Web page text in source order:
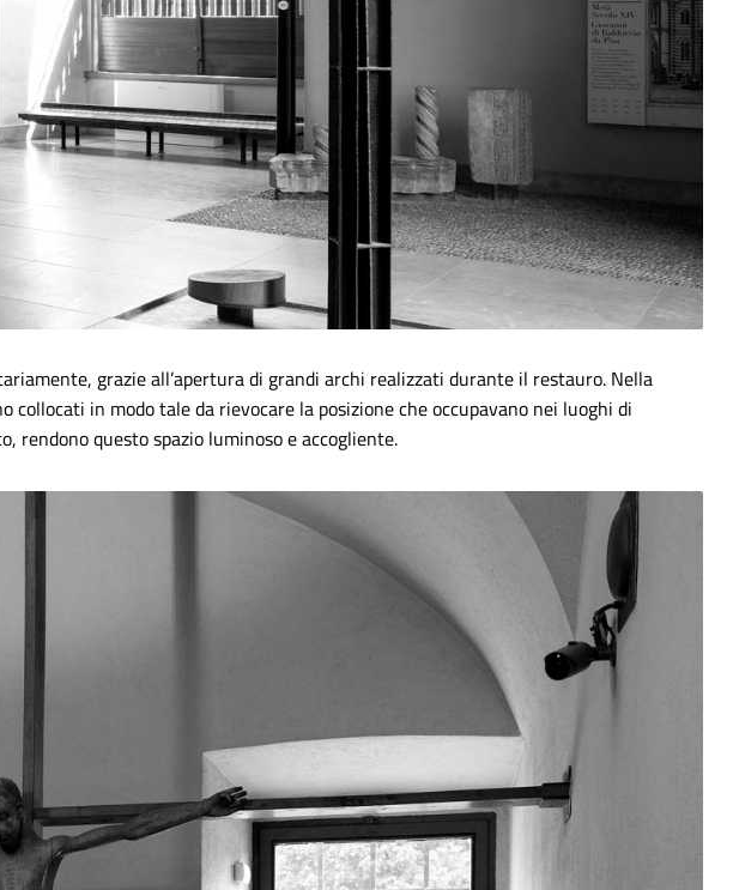
grazie all’apertura di grandi archi realizzati durante il restauro. Nella
in modo tale da rievocare la posizione che occupavano nei luoghi di
questo spazio luminoso e accogliente.